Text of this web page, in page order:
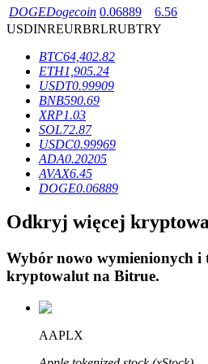
Blokady BTR
Ekskluzywne inwestycje dla
Usługa pożyczek wspieranych
DOGEDogecoin 0.06889 6.56
USDINREURBRLRUBTRY
BTC64,402.82
ETH1,905.24
USDT0.99909
BNB590.69
XRP1.03
SOL72.87
USDC0.99969
ADA0.20205
AVAX6.45
DOGE0.06889
Odkryj więcej
Wybór nowo wymienionych i
kryptowalut na Bitrue.
AAPLX